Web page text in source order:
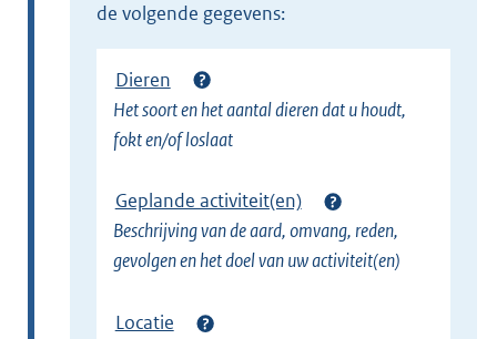
de volgende gegevens:
Dieren
Het soort en het aantal dieren dat u houdt,
fokt en/of loslaat
Geplande activiteit(en)
Beschrijving van de aard, omvang, reden,
gevolgen en het doel van uw activiteit(en)
Locatie